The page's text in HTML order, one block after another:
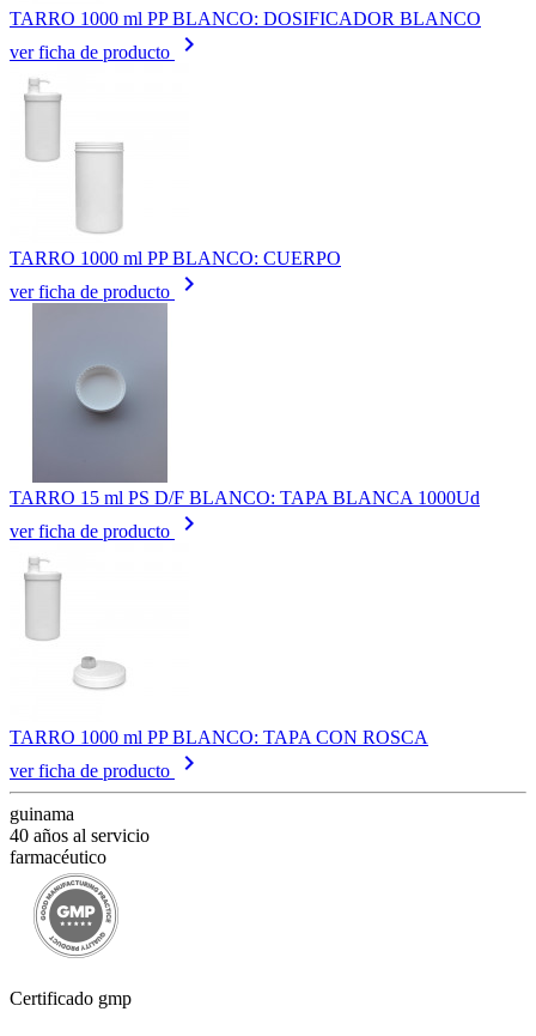
TARRO 1000 ml PP BLANCO: DOSIFICADOR BLANCO
ver ficha de producto
keyboard_arrow_right
TARRO 1000 ml PP BLANCO: CUERPO
ver ficha de producto
keyboard_arrow_right
TARRO 15 ml PS D/F BLANCO: TAPA BLANCA 1000Ud
ver ficha de producto
keyboard_arrow_right
TARRO 1000 ml PP BLANCO: TAPA CON ROSCA
ver ficha de producto
keyboard_arrow_right
guinama
40 años al servicio
farmacéutico
Certificado gmp